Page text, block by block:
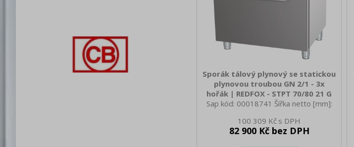
Sporák tálový plynový se statickou
plynovou troubou GN 2/1 - 3x
hořák | REDFOX - STPT 70/80 21 G
Sap kód: 00018741 Šířka netto [mm]:
netto [mm]: 900 Hmotnost netto [kg]:
140.00 Šířka brutto [mm]: 840 Hloubka
100 309 Kč
82 900 Kč bez DPH